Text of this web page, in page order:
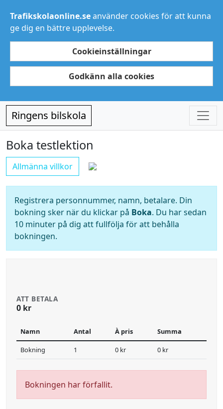
Trafikskolaonline.seanvänder cookies för att kunna
ge dig en bättre upplevelse.
Cookieinställningar
Godkänn alla cookies
Ringens bilskola
Boka testlektion
Allmänna villkor
Registrera personnummer, namn, betalare. Din
bokning sker när du klickar på Boka. Du har sedan
10 minuter på dig att fullfölja för att behålla
bokningen.
ATT BETALA
0 kr
Namn Antal À pris Summa
Bokning 1 0 kr 0 kr
Bokningen har förfallit.